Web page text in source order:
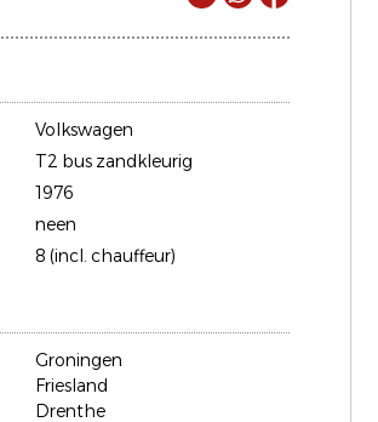
Volkswagen
T2 bus zandkleurig
1976
neen
8 (incl. chauffeur)
Groningen
Friesland
Drenthe